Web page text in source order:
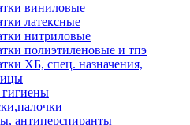
виниловые
латексные
нитриловые
полиэтиленовые и тпэ
ХБ, спец. назначения,
гигиены
антиперспиранты